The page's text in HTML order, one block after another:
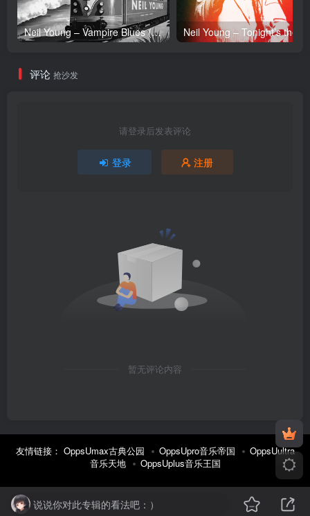
Neil Young – Vampire Blues (Live) – Single(054391239303)【24bit／96.0kHz】土耳其区
评论 抢沙发
请登录后发表评论
登录 注册
暂无评论内容
友情链接： OppsUmax古典公园 OppsUpro音乐帝国
OppsUultra
音乐天地
OppsUplus音乐王国
说说你对此专辑的看法吧：）